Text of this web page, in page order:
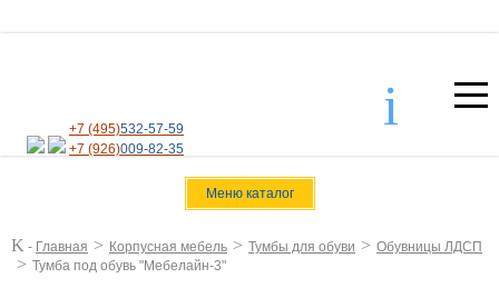
+7 (495)532-57-59
+7 (926)009-82-35
i
Меню каталог
K - Главная > Корпусная мебель > Тумбы для обуви > Обувницы ЛДСП
> Тумба под обувь "Мебелайн-3"